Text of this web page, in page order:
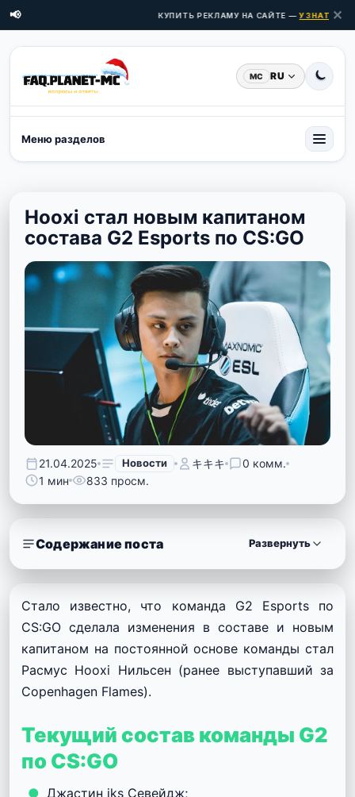
📢 КУПИТЬ РЕКЛАМУ НА САЙТЕ —УЗНАТЬ ✕
MC RU
Меню разделов
Hooxi стал новым капитаном
состава G2 Esports по CS:GO
21.04.2025 Новости キキキ
0 комм.
1 мин
833 просм.
Содержание поста Развернуть
Стало известно, что команда G2 Esports по
CS:GO сделала изменения в составе и новым
капитаном на постоянной основе команды стал
Расмус Hooxi Нильсен (ранее выступавший за
Copenhagen Flames).
Текущий состав команды G2
по CS:GO
Джастин jks Севейдж;